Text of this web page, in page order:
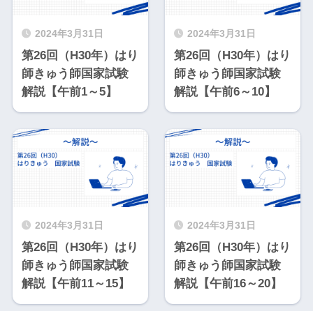
2024年3月31日
第26回（H30年）はり
師きゅう師国家試験
解説【午前1～5】
2024年3月31日
第26回（H30年）はり
師きゅう師国家試験
解説【午前6～10】
2024年3月31日
第26回（H30年）はり
師きゅう師国家試験
解説【午前11～15】
2024年3月31日
第26回（H30年）はり
師きゅう師国家試験
解説【午前16～20】